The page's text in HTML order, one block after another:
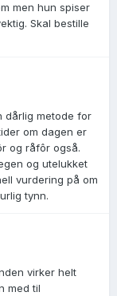
men hun spiser
Skal bestille
dårlig metode for
om dagen er
og råfôr også.
og utelukket
vurdering på om
tynn.
virker helt
med til